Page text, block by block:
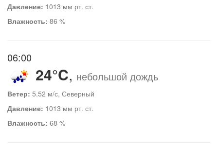
Давление: 1013 мм рт. ст.
Влажность: 86 %
06:00
24°C, небольшой дождь
Ветер: 5.52 м/с, Северный
Давление: 1013 мм рт. ст.
Влажность: 68 %